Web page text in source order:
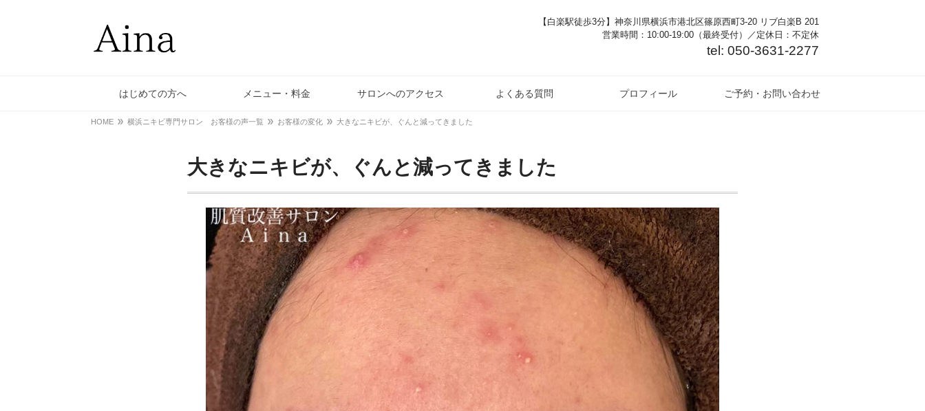
【白楽駅徒歩3分】神奈川県横浜市港北区篠原西町3-20 リブ白楽B 201
営業時間：10:00-19:00（最終受付）／定休日：不定休
tel: 050-3631-2277
はじめての方へ メニュー・料金 サロンへのアクセス よくある質問 プロフィール ご予約・お問い合わせ
HOME 横浜ニキビ専門サロン お客様の声一覧 お客様の変化 大きなニキビが、ぐんと減ってきました
大きなニキビが、ぐんと減ってきました